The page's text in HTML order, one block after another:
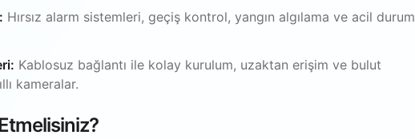
Hırsız alarm sistemleri, geçiş kontrol, yangın algılama ve acil durum
Kablosuz bağlantı ile kolay kurulum, uzaktan erişim ve bulut
kameralar.